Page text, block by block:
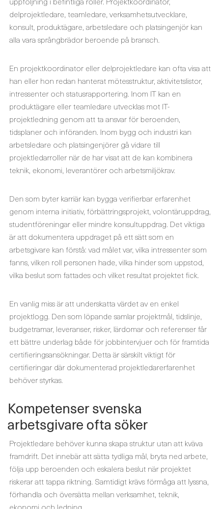
delprojektledare, teamledare, verksamhetsutvecklare,
konsult, produktägare, arbetsledare och platsingenjör kan
alla vara språngbrädor beroende på bransch.
En projektkoordinator eller delprojektledare kan ofta visa att
han eller hon redan hanterat mötesstruktur, aktivitetslistor,
intressenter och statusrapportering. Inom IT kan en
produktägare eller teamledare utvecklas mot IT-
projektledning genom att ta ansvar för beroenden,
tidsplaner och införanden. Inom bygg och industri kan
arbetsledare och platsingenjörer gå vidare till
projektledarroller när de har visat att de kan kombinera
teknik, ekonomi, leverantörer och arbetsmiljökrav.
Den som byter karriär kan bygga verifierbar erfarenhet
genom interna initiativ, förbättringsprojekt, volontäruppdrag,
studentföreningar eller mindre konsultuppdrag. Det viktiga
är att dokumentera uppdraget på ett sätt som en
arbetsgivare kan förstå: vad målet var, vilka intressenter som
fanns, vilken roll personen hade, vilka hinder som uppstod,
vilka beslut som fattades och vilket resultat projektet fick.
En vanlig miss är att underskatta värdet av en enkel
projektlogg. Den som löpande samlar projektmål, tidslinje,
budgetramar, leveranser, risker, lärdomar och referenser får
ett bättre underlag både för jobbintervjuer och för framtida
certifieringsansökningar. Detta är särskilt viktigt för
certifieringar där dokumenterad projektledarerfarenhet
behöver styrkas.
Kompetenser svenska
arbetsgivare ofta söker
Projektledare behöver kunna skapa struktur utan att kväva
framdrift. Det innebär att sätta tydliga mål, bryta ned arbete,
följa upp beroenden och eskalera beslut när projektet
riskerar att tappa riktning. Samtidigt krävs förmåga att lyssna,
förhandla och översätta mellan verksamhet, teknik,
ekonomi och ledning.